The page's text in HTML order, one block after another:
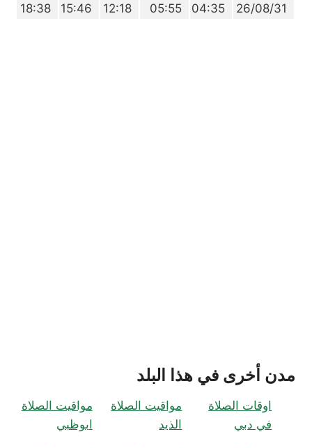
26/08/31
04:35
05:55
12:18
15:46
18:38
مدن أخرى في هذا البلد
اوقات الصلاة
في دبي
مواقيت الصلاة
الذيد
مواقيت الصلاة
ابوظبي